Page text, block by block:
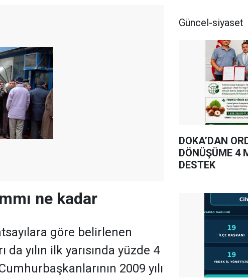
ne kadar
göre belirlenen
yılın ilk yarısında yüzde 4
2009 yılı
Güncel-siyaset
DOKA’DAN
DÖNÜŞÜME 4
DESTEK